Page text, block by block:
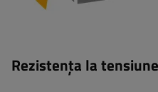
Rezistența la